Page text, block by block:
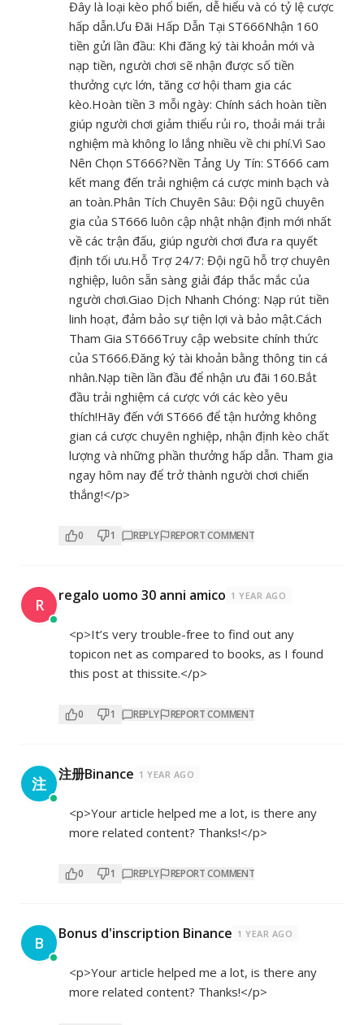
Đây là loại kèo phổ biến, dễ hiểu và có tỷ lệ cược
hấp dẫn.Ưu Đãi Hấp Dẫn Tại ST666Nhận 160
tiền gửi lần đầu: Khi đăng ký tài khoản mới và
nạp tiền, người chơi sẽ nhận được số tiền
thưởng cực lớn, tăng cơ hội tham gia các
kèo.Hoàn tiền 3 mỗi ngày: Chính sách hoàn tiền
giúp người chơi giảm thiểu rủi ro, thoải mái trải
nghiệm mà không lo lắng nhiều về chi phí.Vì Sao
Nên Chọn ST666?Nền Tảng Uy Tín: ST666 cam
kết mang đến trải nghiệm cá cược minh bạch và
an toàn.Phân Tích Chuyên Sâu: Đội ngũ chuyên
gia của ST666 luôn cập nhật nhận định mới nhất
về các trận đấu, giúp người chơi đưa ra quyết
định tối ưu.Hỗ Trợ 24/7: Đội ngũ hỗ trợ chuyên
nghiệp, luôn sẵn sàng giải đáp thắc mắc của
người chơi.Giao Dịch Nhanh Chóng: Nạp rút tiền
linh hoạt, đảm bảo sự tiện lợi và bảo mật.Cách
Tham Gia ST666Truy cập website chính thức
của ST666.Đăng ký tài khoản bằng thông tin cá
nhân.Nạp tiền lần đầu để nhận ưu đãi 160.Bắt
đầu trải nghiệm cá cược với các kèo yêu
thích!Hãy đến với ST666 để tận hưởng không
gian cá cược chuyên nghiệp, nhận định kèo chất
lượng và những phần thưởng hấp dẫn. Tham gia
ngay hôm nay để trở thành người chơi chiến
thắng!</p>
0 1 REPLY REPORT COMMENT
R regalo uomo 30 anni amico 1 YEAR AGO
<p>It’s very trouble-free to find out any
topicon net as compared to books, as I found
this post at thissite.</p>
0 1 REPLY REPORT COMMENT
注 注册Binance 1 YEAR AGO
<p>Your article helped me a lot, is there any
more related content? Thanks!</p>
0 1 REPLY REPORT COMMENT
B Bonus d'inscription Binance 1 YEAR AGO
<p>Your article helped me a lot, is there any
more related content? Thanks!</p>